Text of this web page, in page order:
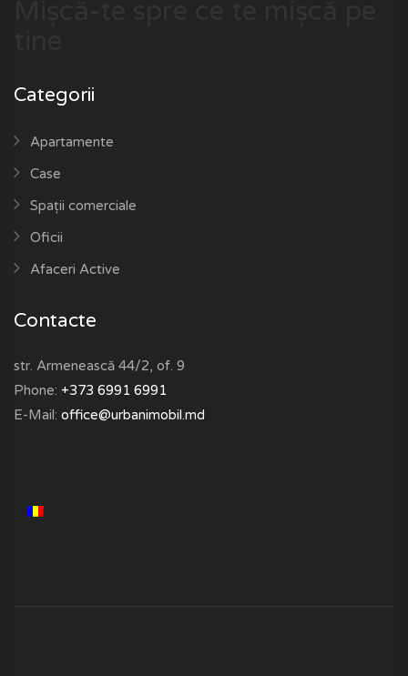
Categorii
Apartamente
Case
Spații comerciale
Oficii
Afaceri Active
Contacte
str. Armenească 44/2, of. 9
Phone: +373 6991 6991
E-Mail: office@urbanimobil.md